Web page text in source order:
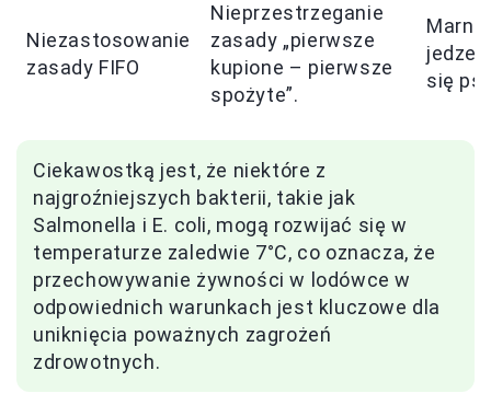
Niezastosowanie
zasady FIFO
Nieprzestrzeganie
zasady „pierwsze
kupione – pierwsze
spożyte”.
się
Ciekawostką jest, że niektóre z
najgroźniejszych bakterii, takie jak
Salmonella i E. coli, mogą rozwijać się w
temperaturze zaledwie 7°C, co oznacza, że
przechowywanie żywności w lodówce w
odpowiednich warunkach jest kluczowe dla
uniknięcia poważnych zagrożeń
zdrowotnych.